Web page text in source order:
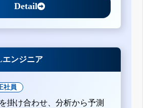
Detail
ンジニア
社員
掛け合わせ、分析から予測